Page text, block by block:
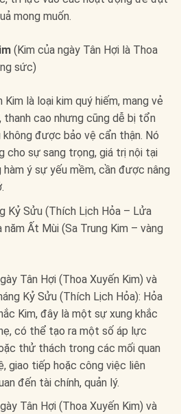
mong muốn.
(Kim của ngày Tân Hợi là Thoa
sức)
Kim là loại kim quý hiếm, mang vẻ
cao nhưng cũng dễ bị tổn
không được bảo vệ cẩn thận. Nó
cho sự sang trọng, giá trị nội tại
hàm ý sự yếu mềm, cần được nâng
Kỷ Sửu (Thích Lịch Hỏa – Lửa
năm Ất Mùi (Sa Trung Kim – vàng
Tân Hợi (Thoa Xuyến Kim) và
Kỷ Sửu (Thích Lịch Hỏa): Hỏa
Kim, đây là một sự xung khắc
có thể tạo ra một số áp lực
thử thách trong các mối quan
giao tiếp hoặc công việc liên
đến tài chính, quản lý.
Tân Hợi (Thoa Xuyến Kim) và